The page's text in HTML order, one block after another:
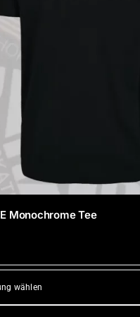
Monochrome Tee
wählen
Produkt